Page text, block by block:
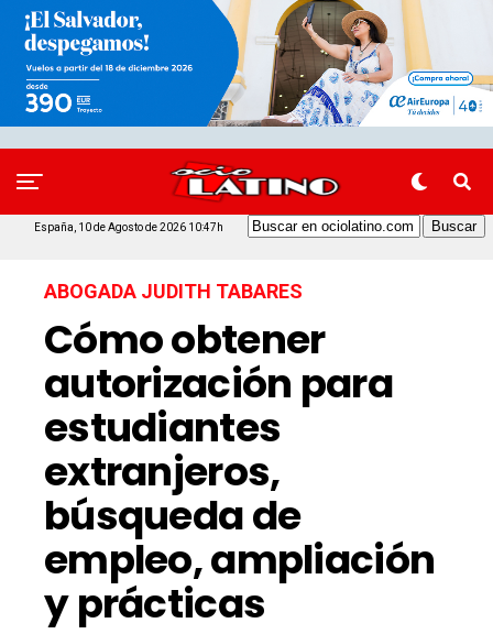
España, 10 de Agosto de 2026 10:47h
ABOGADA JUDITH TABARES
Cómo obtener
autorización para
estudiantes
extranjeros,
búsqueda de
empleo, ampliación
y prácticas